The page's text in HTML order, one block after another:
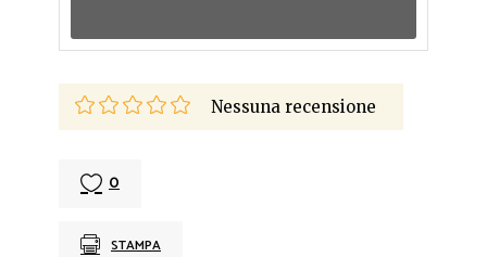
Nessuna recensione
0
STAMPA